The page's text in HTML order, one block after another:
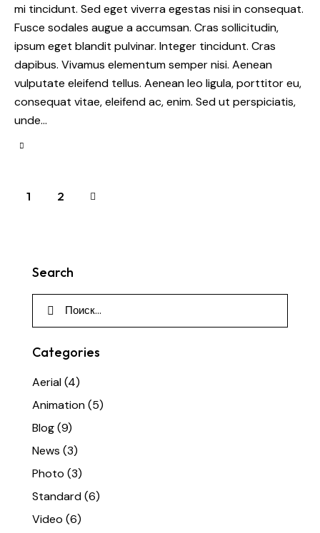
mi tincidunt. Sed eget viverra egestas nisi in consequat.
Fusce sodales augue a accumsan. Cras sollicitudin,
ipsum eget blandit pulvinar. Integer tincidunt. Cras
dapibus. Vivamus elementum semper nisi. Aenean
vulputate eleifend tellus. Aenean leo ligula, porttitor eu,
consequat vitae, eleifend ac, enim. Sed ut perspiciatis,
unde…
1 2
Search
Categories
Aerial(4)
Animation(5)
Blog(9)
News (3)
Photo (3)
Standard(6)
Video (6)